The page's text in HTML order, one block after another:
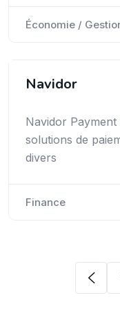
Économie /
Navidor
Navidor
solutions de
divers
Finance